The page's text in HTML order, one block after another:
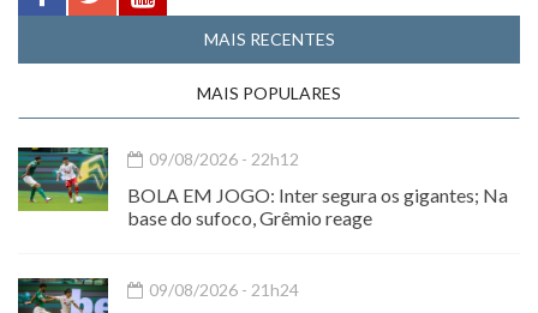
MAIS RECENTES
MAIS POPULARES
09/08/2026 - 22h12
BOLA EM JOGO: Inter segura os gigantes; Na
base do sufoco, Grêmio reage
09/08/2026 - 21h24